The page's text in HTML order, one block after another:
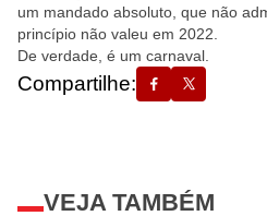
um mandado absoluto, que não
princípio não valeu em 2022.
De verdade, é um carnaval.
Compartilhe:
VEJA TAMBÉM